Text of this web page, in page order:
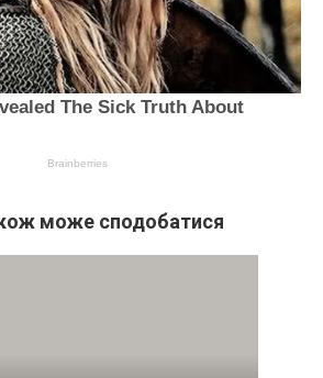
може сподобатися